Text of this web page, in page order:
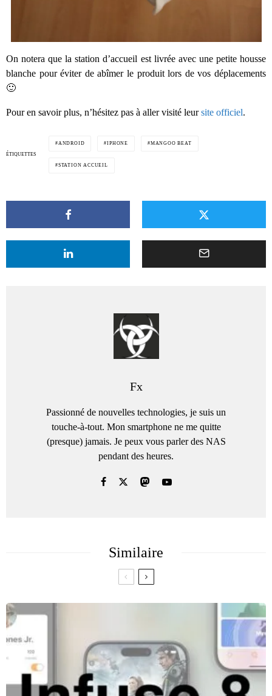
On notera que la station d’accueil est livrée avec une petite housse
blanche pour éviter de abîmer le produit lors de vos déplacements
🙂
Pour en savoir plus, n’hésitez pas à aller visité leursite officiel.
ÉTIQUETTES
ANDROID IPHONE MANGOO BEAT
STATION ACCUEIL
Fx
Passionné de nouvelles technologies, je suis un
touche-à-tout. Mon smartphone ne me quitte
(presque) jamais. Je peux vous parler des NAS
pendant des heures.
Similaire